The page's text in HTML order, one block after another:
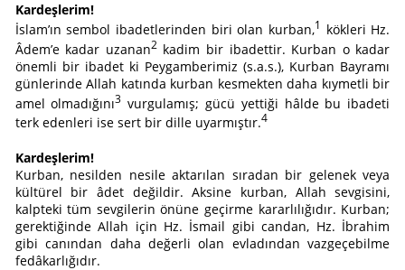
Kardeşlerim!
İslam’ın sembol ibadetlerinden biri olan kurban,1 kökleri Hz.
Âdem’e kadar uzanan2kadim bir ibadettir. Kurban o kadar
önemli bir ibadet ki Peygamberimiz (s.a.s.), Kurban Bayramı
günlerinde Allah katında kurban kesmekten daha kıymetli bir
amel olmadığını3 vurgulamış; gücü yettiği hâlde bu ibadeti
terk edenleri ise sert bir dille uyarmıştır.4
Kardeşlerim!
Kurban, nesilden nesile aktarılan sıradan bir gelenek veya
kültürel bir âdet değildir. Aksine kurban, Allah sevgisini,
kalpteki tüm sevgilerin önüne geçirme kararlılığıdır. Kurban;
gerektiğinde Allah için Hz. İsmail gibi candan, Hz. İbrahim
gibi canından daha değerli olan evladından vazgeçebilme
fedâkarlığıdır.